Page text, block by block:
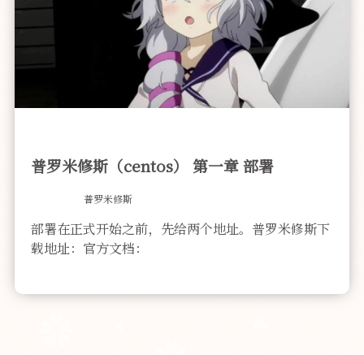
普罗米修斯（centos） 第一章 部署
普罗米修斯
部署在正式开始之前，先给两个地址。普罗米修斯下
载地址：官方文档：